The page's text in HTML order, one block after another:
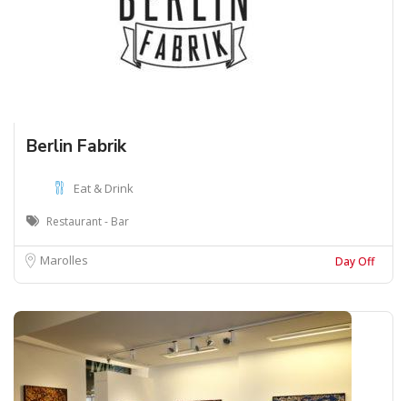
Berlin Fabrik
Eat & Drink
Restaurant - Bar
Marolles Day Off